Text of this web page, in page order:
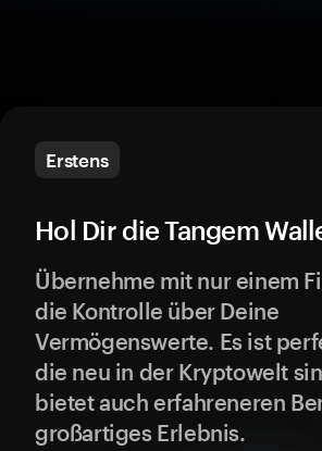
Erstens
Hol Dir die Tangem
Übernehme mit nur einem
die Kontrolle über Deine
Vermögenswerte. Es ist
die neu in der Kryptowelt
bietet auch erfahreneren
großartiges Erlebnis.